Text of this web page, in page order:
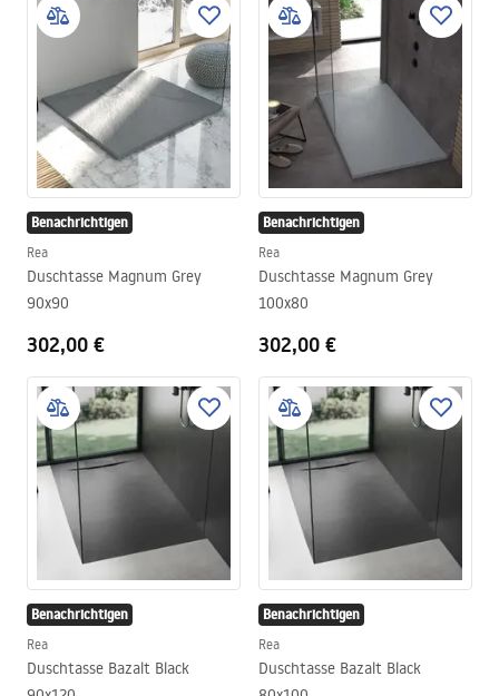
Benachrichtigen
Rea
Duschtasse Magnum Grey
90x90
302,00 €
Benachrichtigen
Rea
Duschtasse Magnum Grey
100x80
302,00 €
Benachrichtigen
Rea
Duschtasse Bazalt Black
Benachrichtigen
Rea
Duschtasse Bazalt Black